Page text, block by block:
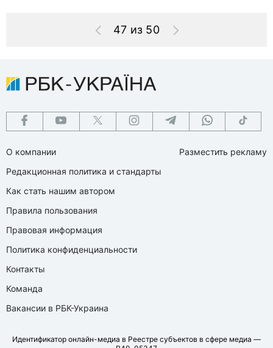
47 из 50
О компании
Редакционная политика и стандарты
Как стать нашим автором
Правила пользования
Правовая информация
Политика конфиденциальности
Контакты
Команда
Вакансии в РБК-Украина
Разместить рекламу
Идентификатор онлайн-медиа в Реестре субъектов в сфере медиа —